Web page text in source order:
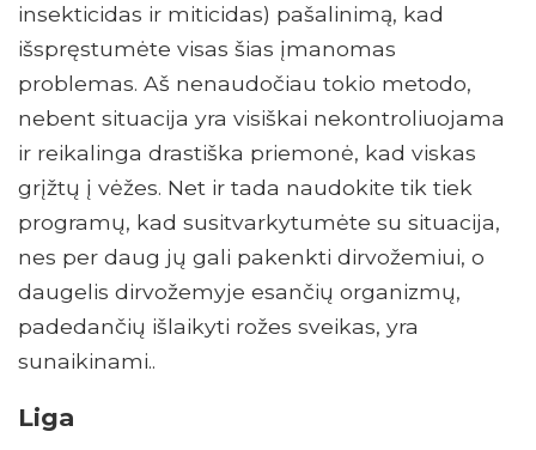
insekticidas ir miticidas) pašalinimą, kad
išspręstumėte visas šias įmanomas
problemas. Aš nenaudočiau tokio metodo,
nebent situacija yra visiškai nekontroliuojama
ir reikalinga drastiška priemonė, kad viskas
grįžtų į vėžes. Net ir tada naudokite tik tiek
programų, kad susitvarkytumėte su situacija,
nes per daug jų gali pakenkti dirvožemiui, o
daugelis dirvožemyje esančių organizmų,
padedančių išlaikyti rožes sveikas, yra
sunaikinami..
Liga